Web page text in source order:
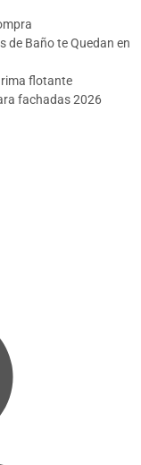
de Baño te Quedan en
flotante
fachadas 2026